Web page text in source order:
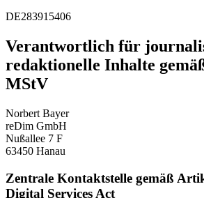
DE283915406
Verantwortlich für
redaktionelle Inhalte
MStV
Norbert Bayer
reDim GmbH
Nußallee 7 F
63450 Hanau
Zentrale Kontaktstelle gemäß
Digital Services Act